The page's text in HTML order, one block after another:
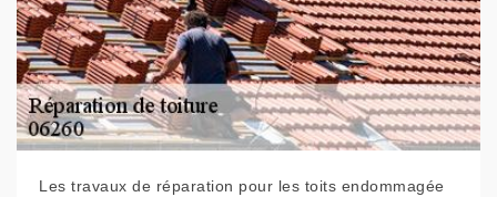
Les travaux de réparation pour les toits endommagée